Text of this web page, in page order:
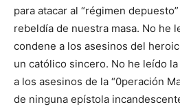
para atacar al “régimen
rebeldía de nuestra masa. No he
condene a los asesinos del
un católico sincero. No he leído
a los asesinos de la “0peración
de ninguna epístola